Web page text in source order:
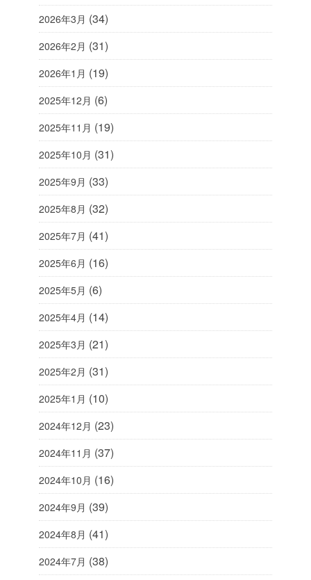
2026年3月 (34)
2026年2月 (31)
2026年1月 (19)
2025年12月 (6)
2025年11月 (19)
2025年10月 (31)
2025年9月 (33)
2025年8月 (32)
2025年7月 (41)
2025年6月 (16)
2025年5月 (6)
2025年4月 (14)
2025年3月 (21)
2025年2月 (31)
2025年1月 (10)
2024年12月 (23)
2024年11月 (37)
2024年10月 (16)
2024年9月 (39)
2024年8月 (41)
2024年7月 (38)